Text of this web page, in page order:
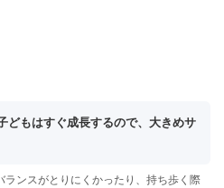
どもはすぐ成長するので、大きめサ
ランスがとりにくかったり、持ち歩く際